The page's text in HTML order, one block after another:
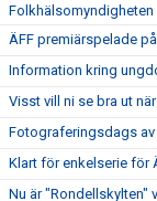
Folkhälsomyndigheten
ÄFF premiärspelade
Information kring
Visst vill ni se bra ut
Fotograferingsdags av
Klart för enkelserie för
Nu är "Rondellskylten"